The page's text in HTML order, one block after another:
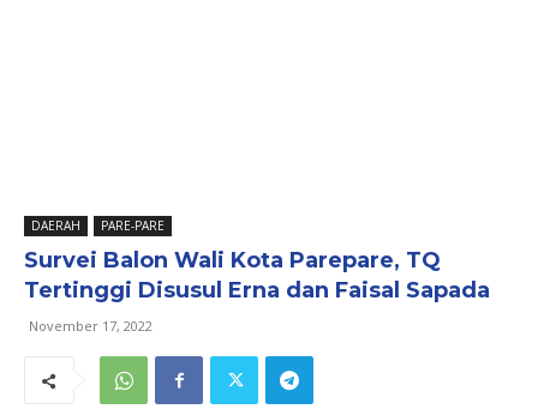
DAERAH PARE-PARE
Survei Balon Wali Kota Parepare, TQ
Tertinggi Disusul Erna dan Faisal Sapada
November 17, 2022